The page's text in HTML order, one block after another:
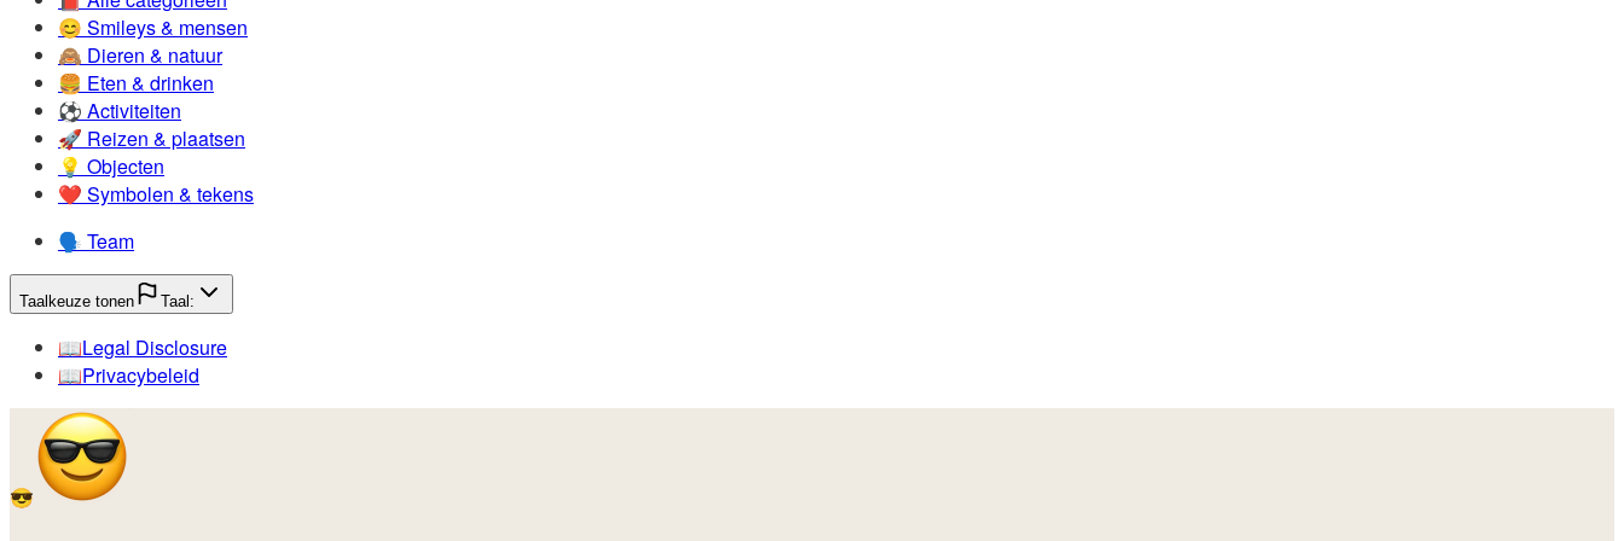
😊️ Smileys & mensen
🙈️ Dieren & natuur
🍔️ Eten & drinken
⚽️ Activiteiten
🚀️ Reizen & plaatsen
💡️ Objecten
❤️ Symbolen & tekens
🗣️ Team
Taalkeuze tonen Taal:
📖️Legal Disclosure
📖️Privacybeleid
😎